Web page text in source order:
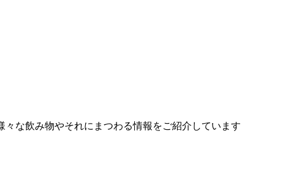
な飲み物やそれにまつわる情報をご紹介しています